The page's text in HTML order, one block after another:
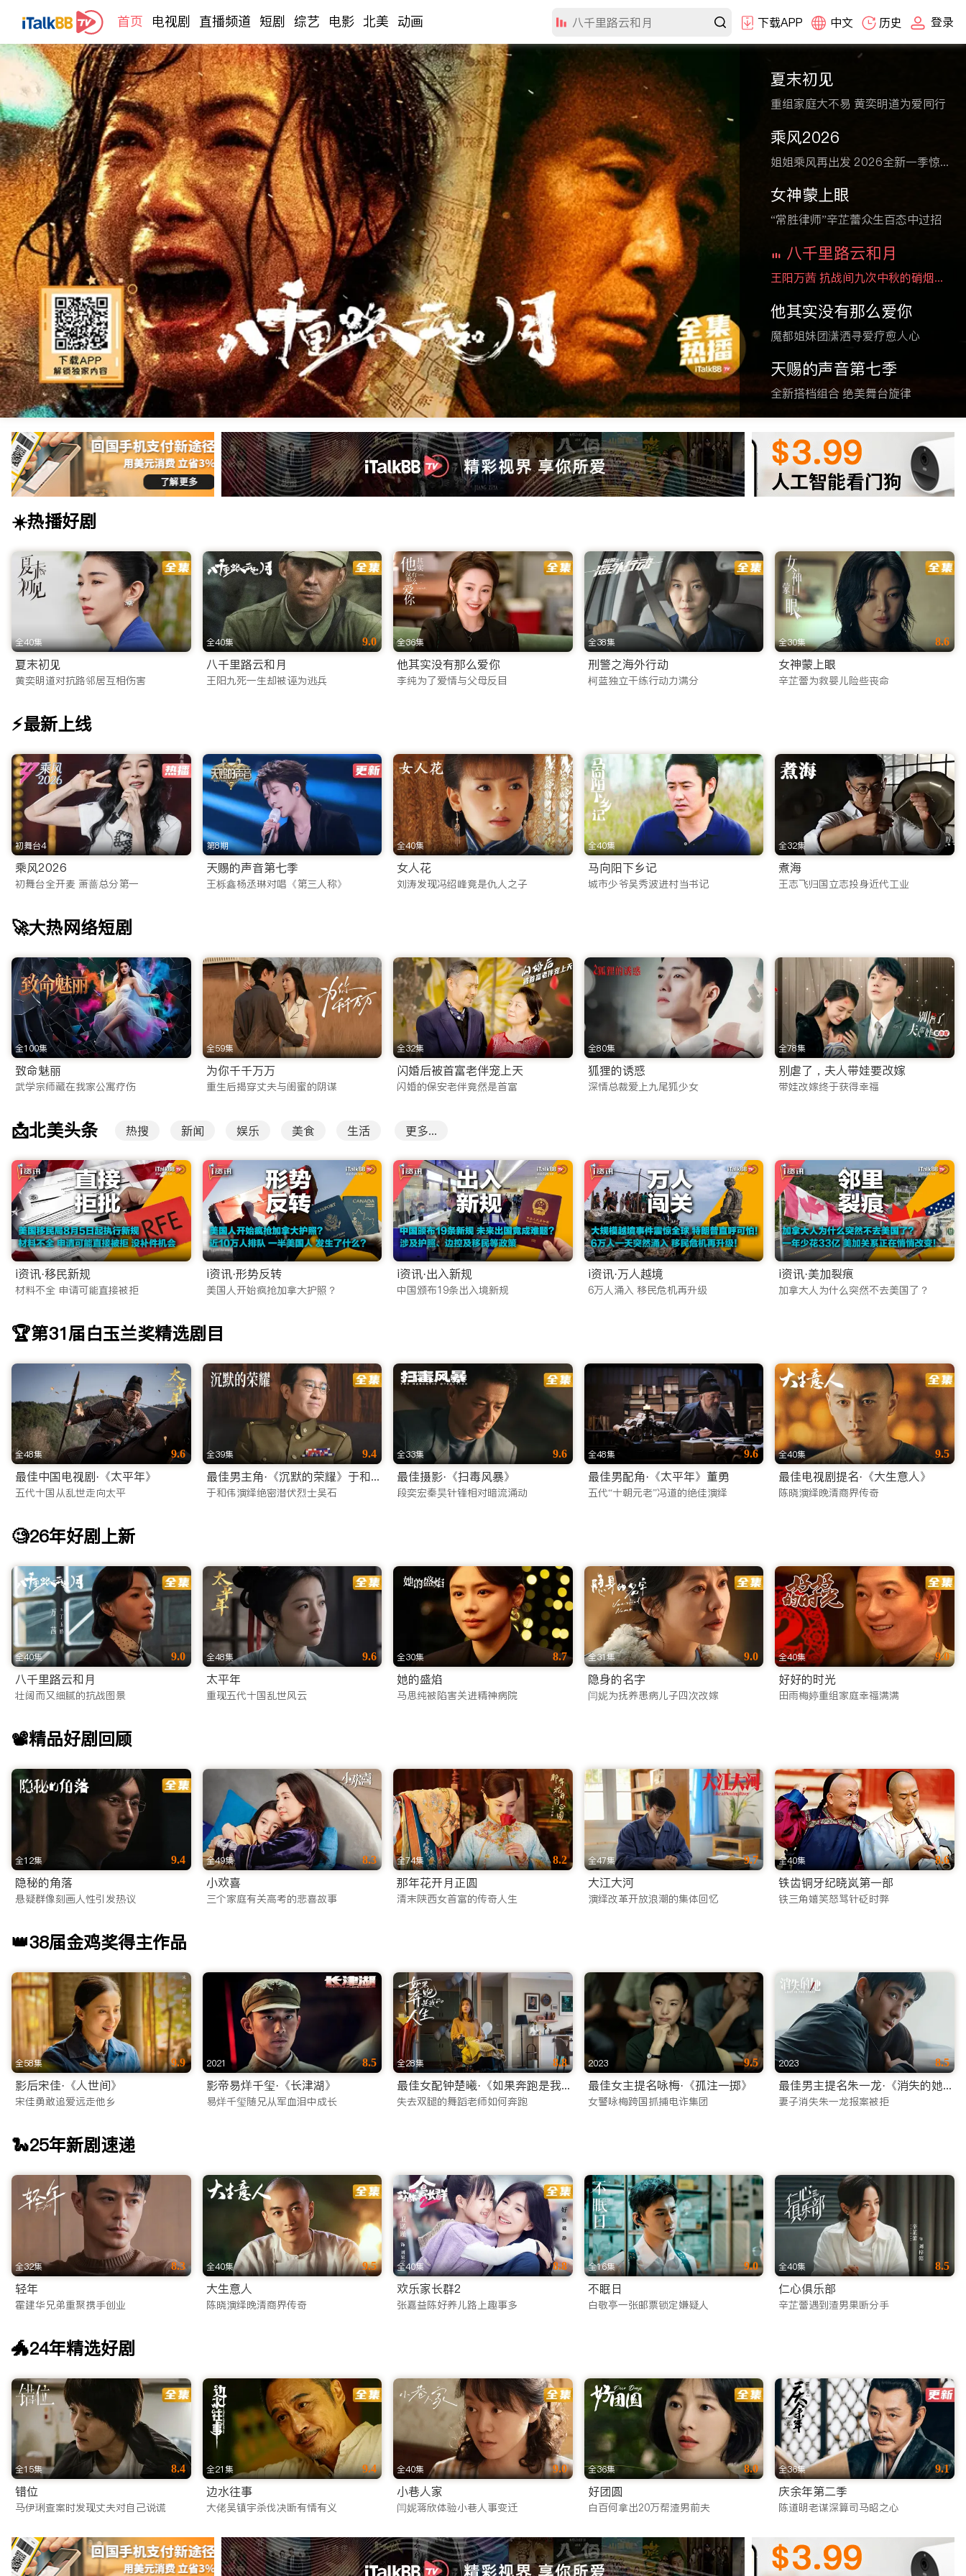
首页 电视剧 直播频道 短剧 综艺 电影 北美 动画 下载APP 中文 历史 登录
夏末初见
重组家庭大不易 黄奕明道为爱同行
乘风2026
姐姐乘风再出发 2026全新一季惊艳舞台
女神蒙上眼
“常胜律师”辛芷蕾众生百态中过招
八千里路云和月
王阳万茜 抗战间九次中秋的硝烟与炊烟
他其实没有那么爱你
魔都姐妹团潇洒寻爱疗愈人心
天赐的声音第七季
全新搭档组合 绝美舞台旋律
第三批文章
ITalkBB TV是专为海外华人打造的免费影视App及视频网站。提供2025最新大陆电视剧、电影、综艺及央视卫视直播。高清画质无卡顿，实时同步国内追剧。无需翻墙，立即访问网址或下载
App，畅享线上看剧乐趣！
ITalkBB TV：海外华人影视网站的首选，连接您与家乡的视听桥梁
身在异国他乡，最让海外游子牵挂的往往是那一口熟悉的乡音和家乡的文化脉搏。作为专为北美及全球用户量身打造的海外华人影视网站，iTalkBB TV 深知您的需求。我们致力于解决海外版
权限制、视频卡顿和资源匮乏等痛点，为您提供一个拥有海量正版资源、高清流畅播放体验的海外看剧网址。无论您身处何地，只需轻轻一点，即可开启您的海外华人追剧之旅，让乡愁在光影
中得到慰藉。
一站式满足：从iTalkBB TV App到网页端的无缝体验
为了适应现代快节奏的生活方式，我们不仅优化了网页端体验，更重磅推出了功能强大的 iTalkBB TV App。这不仅仅是一款普通的线上看剧app，更是您口袋里的移动娱乐中心。
离线缓存：作为一款贴心的免费电视剧app，我们支持视频下载功能，让您在通勤、飞行或无网络环境下也能畅享海外华人影视app带来的精彩内容。
投屏功能：一键投屏至电视，瞬间将客厅变身家庭影院，与家人共享大屏观影乐趣。
海量片库：2025最新电视剧在线网站流量密码
ITalkBB TV 汇聚了全网最全的海外华人影视资源，且每日实时更新。为了满足不同年龄层和兴趣爱好的观众，我们精心构建了多元化的内容矩阵，涵盖了搜索热度极高的各类题材：
1. 热门大陆电视剧矩阵
我们是您寻找电视剧在线网站的最佳归宿。无论您偏好哪种类型，这里都有：
古装权谋与仙侠：收录了2025年最新的古装大制作。从庙堂之高的权谋博弈，到江湖之远的快意恩仇，再到唯美虐心的仙侠绝恋，满足您对东方美学的所有幻想。
都市情感与职场：聚焦现代都市生活，涵盖职场逆袭、家庭伦理、甜蜜恋爱等题材，深度剖析当代人的情感世界，引发海外华人的强烈共鸣。
悬疑刑侦与谍战：专为喜爱烧脑剧情的观众准备，高能反转的探案剧和紧张刺激的谍战剧，让您欲罢不能。
2. 高清院线电影点播
无需前往电影院，iTalkBB TV 为您同步国内院线大片。无论是春节档的合家欢喜剧、国庆档的主旋律大片，还是口碑爆棚的文艺片和动作片，您都能在这里找到。我们提供高清画质，确保每
一帧画面都清晰细腻，是您周末休闲的线上看剧网站推荐首选。
3. 爆款综艺与少儿动画
除了影视剧，我们还引进了国内各大卫视和视频平台的S级综艺节目。热门的真人秀、音乐竞演、脱口秀等节目零时差上线，让您紧跟国内流行话题。同时，专门为海外华裔儿童打造的少儿动
画板块，精选优质国漫，寓教于乐，帮助孩子学习中文，传承中华文化。
除了点播内容，iTalkBB TV 的另一大核心特色是提供极其稳定的海外网络电视直播服务。我们深知直播信号对海外用户的重要性，因此投入巨资优化传输线路。
央视/卫视全覆盖：支持CCTV-1、CCTV-4等央视核心频道，以及湖南卫视、浙江卫视、东方卫视等一线地方卫视。
大型晚会同步：无论是备受瞩目的春节联欢晚会，还是各大卫视的跨年演唱会、中秋晚会，您都可以通过华人直播功能，与国内亲友共同倒数，共度佳节。
实时新闻资讯：早间新闻、新闻联播实时传送，让您不错过任何一条国内重磅资讯，紧跟时代脉搏。
为什幺iTalkBB TV是您值得信赖的海外华人视频网站？
在盗版横行、广告满天飞的互联网环境中，坚持做正版、高清、无广告打扰的海外华人视频网站是一条艰难但正确的路。iTalkBB TV 承诺：
我们所有的内容均获得正版授权，这不仅保障了您的观看体验不会因版权投诉而中断，更是对影视创作者的尊重。我们的技术团队针对海外网络环境进行了深度CDN加速，无论您是在北美、
还在苦苦寻找靠谱的海外看剧平台？不要犹豫，立即访问 iTalkBB TV 官网或下载 App。这里不仅有看不完的好剧，更有连接全球华人的温情。让我们成为您海外生活中不可或缺的娱乐伙伴，
☀️热播好剧
全40集
夏末初见
黄奕明道对抗路邻居互相伤害
全40集 9.0
八千里路云和月
王阳九死一生却被诬为逃兵
全36集
他其实没有那么爱你
李纯为了爱情与父母反目
全38集
刑警之海外行动
柯蓝独立干练行动力满分
全30集 8.6
女神蒙上眼
辛芷蕾为救婴儿险些丧命
⚡最新上线
初舞台4
乘风2026
初舞台全开麦 萧蔷总分第一
第8期
天赐的声音第七季
王栎鑫杨丞琳对唱《第三人称》
全40集
女人花
刘涛发现冯绍峰竟是仇人之子
全40集
马向阳下乡记
城市少爷吴秀波进村当书记
全32集
煮海
王志飞归国立志投身近代工业
🚀大热网络短剧
全100集
致命魅丽
武学宗师藏在我家公寓疗伤
全59集
为你千千万万
重生后揭穿丈夫与闺蜜的阴谋
全32集
闪婚后被首富老伴宠上天
闪婚的保安老伴竟然是首富
全80集
狐狸的诱惑
深情总裁爱上九尾狐少女
全78集
别虐了，夫人带娃要改嫁
带娃改嫁终于获得幸福
📩北美头条 热搜 新闻 娱乐 美食 生活 更多...
i资讯·移民新规
材料不全 申请可能直接被拒
i资讯·形势反转
美国人开始疯抢加拿大护照？
i资讯·出入新规
中国颁布19条出入境新规
i资讯·万人越境
6万人涌入 移民危机再升级
i资讯·美加裂痕
加拿大人为什么突然不去美国了？
🏆第31届白玉兰奖精选剧目
全48集 9.6
最佳中国电视剧·《太平年》
五代十国从乱世走向太平
全39集 9.4
最佳男主角·《沉默的荣耀》于和伟
于和伟演绎绝密潜伏烈士吴石
全33集 9.6
最佳摄影·《扫毒风暴》
段奕宏秦昊针锋相对暗流涌动
全48集 9.6
最佳男配角·《太平年》董勇
五代“十朝元老”冯道的绝佳演绎
全40集 9.5
最佳电视剧提名·《大生意人》
陈晓演绎晚清商界传奇
🧐26年好剧上新
全40集 9.0
八千里路云和月
壮阔而又细腻的抗战图景
全48集 9.6
太平年
重现五代十国乱世风云
全30集 8.7
她的盛焰
马思纯被陷害关进精神病院
全31集 9.0
隐身的名字
闫妮为抚养患病儿子四次改嫁
全40集 9.0
好好的时光
田雨梅婷重组家庭幸福满满
📽️精品好剧回顾
全12集 9.4
隐秘的角落
悬疑群像刻画人性引发热议
全49集 8.3
小欢喜
三个家庭有关高考的悲喜故事
全74集 8.2
那年花开月正圆
清末陕西女首富的传奇人生
全47集 9.7
大江大河
演绎改革开放浪潮的集体回忆
全40集 8.6
铁齿铜牙纪晓岚第一部
铁三角嬉笑怒骂针砭时弊
👑38届金鸡奖得主作品
全58集 9.9
影后宋佳·《人世间》
宋佳勇敢追爱远走他乡
2021 8.5
影帝易烊千玺·《长津湖》
易烊千玺随兄从军血泪中成长
全28集 8.8
最佳女配钟楚曦·《如果奔跑是我的人生》
失去双腿的舞蹈老师如何奔跑
2023 9.5
最佳女主提名咏梅·《孤注一掷》
女警咏梅跨国抓捕电诈集团
2023 8.5
最佳男主提名朱一龙·《消失的她》
妻子消失朱一龙报案被拒
🐍25年新剧速递
全32集 8.3
轻年
霍建华兄弟重聚携手创业
全40集 9.5
大生意人
陈晓演绎晚清商界传奇
全40集 8.8
欢乐家长群2
张嘉益陈好养儿路上趣事多
全16集 9.0
不眠日
白敬亭一张邮票锁定嫌疑人
全40集 8.5
仁心俱乐部
辛芷蕾遇到渣男果断分手
🐲24年精选好剧
全15集 8.4
错位
马伊琍查案时发现丈夫对自己说谎
全21集 9.4
边水往事
大佬吴镇宇杀伐决断有情有义
全40集 9.0
小巷人家
闫妮蒋欣体验小巷人事变迁
全36集 8.0
好团圆
白百何拿出20万帮渣男前夫
全36集 9.1
庆余年第二季
陈道明老谋深算司马昭之心